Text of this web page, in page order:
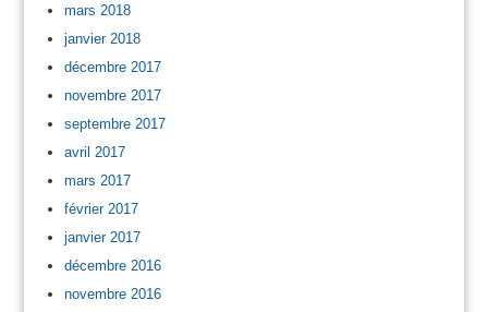
mars 2018
janvier 2018
décembre 2017
novembre 2017
septembre 2017
avril 2017
mars 2017
février 2017
janvier 2017
décembre 2016
novembre 2016